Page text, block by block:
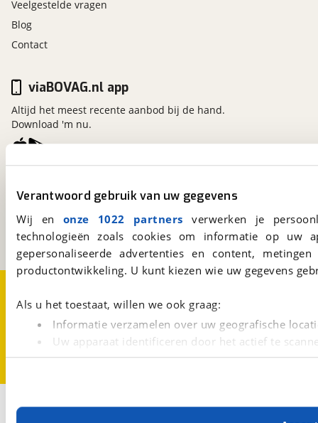
Verantwoord gebruik van uw gegevens
Wij en onze 1022 partners verwerken je
technologieën zoals cookies om informatie op
gepersonaliseerde advertenties en content,
productontwikkeling. U kunt kiezen wie uw gegevens
Als u het toestaat, willen we ook graag:
Informatie verzamelen over uw geografische
Uw apparaat identificeren door het actief te
Lees meer over hoe uw persoonlijke gegevens worden
Met cookies en vergelijkbare technieken zorgen we
Veelgestelde vragen
Blog
Contact
Kosterijland15
Een initiatief van
BOVAG
viaBOVAG.nl app
Altijd het meest recente aanbod bij de hand.
Download 'm nu.
CookievoorkeurenVacatures